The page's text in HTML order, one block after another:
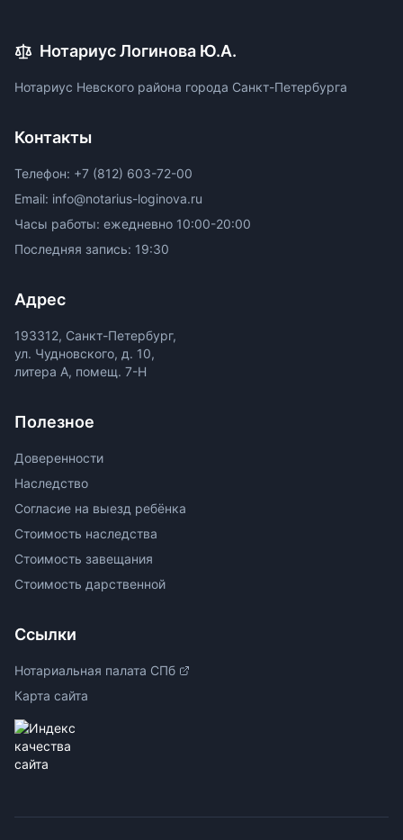
Нотариус Логинова Ю.А.
Нотариус Невского района города Санкт-Петербурга
Контакты
Телефон: +7 (812) 603-72-00
Email: info@notarius-loginova.ru
Часы работы: ежедневно 10:00-20:00
Последняя запись: 19:30
Адрес
193312, Санкт-Петербург,
ул. Чудновского, д. 10,
литера А, помещ. 7-Н
Полезное
Доверенности
Наследство
Согласие на выезд ребёнка
Стоимость наследства
Стоимость завещания
Стоимость дарственной
Ссылки
Нотариальная палата СПб
Карта сайта